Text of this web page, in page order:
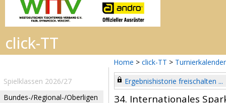
Home > click-TT > Turnierkalender
Spielklassen 2026/27
Bundes-/Regional-/Oberligen
Ergebnishistorie freischalten ...
34. Internationales